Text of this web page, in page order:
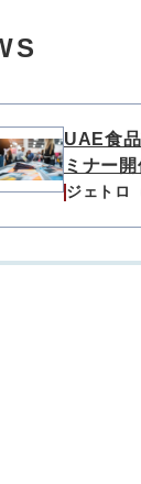
UAE食
ミナー開
ジェトロ